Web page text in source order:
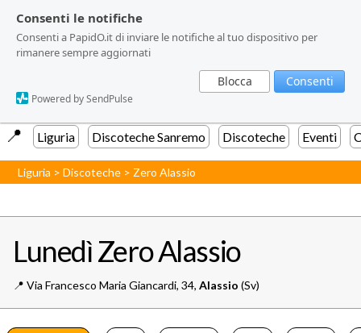
Consenti le notifiche
Consenti a PapidO.it di inviare le notifiche al tuo dispositivo per
rimanere sempre aggiornati
Blocca Consenti
Powered by SendPulse
Consenti le notifiche
Consenti a PapidO.it di inviare le notifiche al tuo dispositivo per
rimanere sempre aggiornati
Blocca Consenti
Powered by SendPulse
📍️ Liguria Discoteche Sanremo Discoteche Eventi
Liguria >Discoteche > Zero Alassio
Lunedì Zero Alassio
📍️ Via Francesco Maria Giancardi, 34, Alassio (Sv)